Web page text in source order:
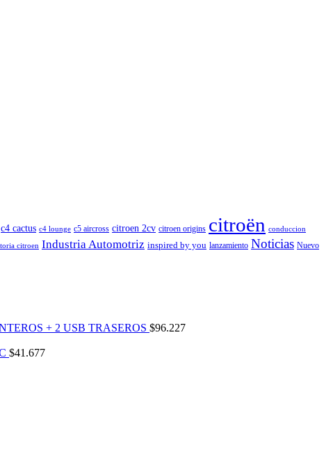
c4 cactus c4 lounge c5 aircross citroen 2cv citroen origins citroën conduccion
citroen Industria Automotriz inspired by you lanzamiento Noticias Nuevo
+ 2 USB TRASEROS $96.227
$41.677